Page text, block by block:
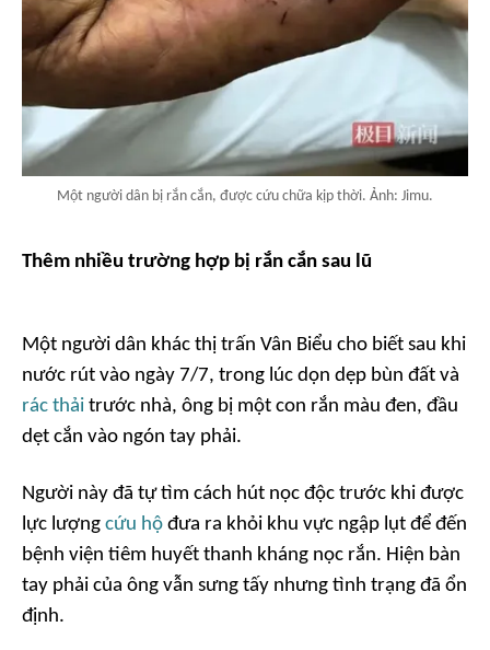
Một người dân bị rắn cắn, được cứu chữa kịp thời. Ảnh: Jimu.
Thêm nhiều trường hợp bị rắn cắn sau lũ
Một người dân khác thị trấn Vân Biểu cho biết sau khi
nước rút vào ngày 7/7, trong lúc dọn dẹp bùn đất và
rác thải trước nhà, ông bị một con rắn màu đen, đầu
dẹt cắn vào ngón tay phải.
Người này đã tự tìm cách hút nọc độc trước khi được
lực lượng cứu hộ đưa ra khỏi khu vực ngập lụt để đến
bệnh viện tiêm huyết thanh kháng nọc rắn. Hiện bàn
tay phải của ông vẫn sưng tấy nhưng tình trạng đã ổn
định.